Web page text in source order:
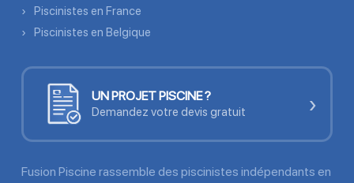
Piscinistes en France
Piscinistes en Belgique
UN PROJET PISCINE ?
Demandez votre devis gratuit ›
Fusion Piscine rassemble des piscinistes indépendants en